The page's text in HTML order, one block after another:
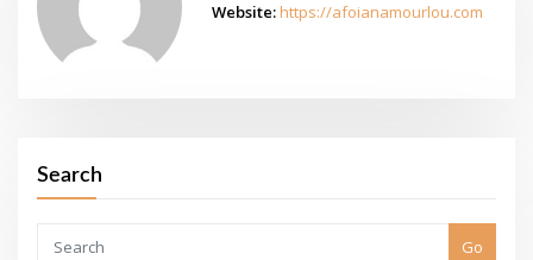
Website: https://afoianamourlou.com
Search
Go